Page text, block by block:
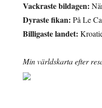
Vackraste bildagen:
Dyraste fikan: På Le
Billigaste landet:
Min världskarta efter